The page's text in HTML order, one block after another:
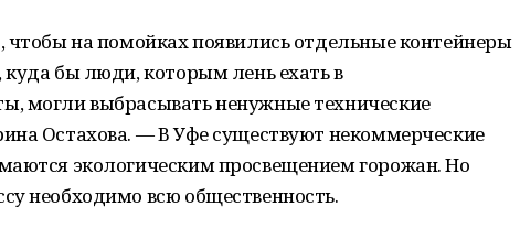
на помойках появились отдельные контейнеры
бы люди, которым лень ехать в
могли выбрасывать ненужные технические
Остахова. — В Уфе существуют некоммерческие
экологическим просвещением горожан. Но
необходимо всю общественность.